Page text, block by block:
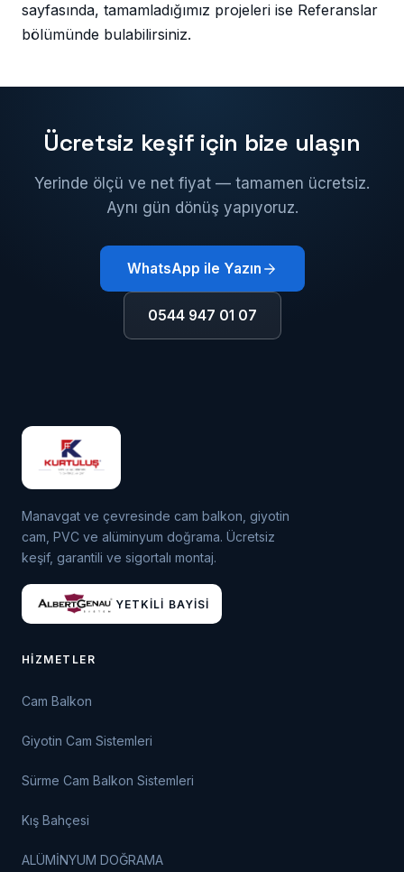
sayfasında, tamamladığımız projeleri ise Referanslar
bölümünde bulabilirsiniz.
Ücretsiz keşif için bize ulaşın
Yerinde ölçü ve net fiyat — tamamen ücretsiz.
Aynı gün dönüş yapıyoruz.
WhatsApp ile Yazın
0544 947 01 07
Manavgat ve çevresinde cam balkon, giyotin
cam, PVC ve alüminyum doğrama. Ücretsiz
keşif, garantili ve sigortalı montaj.
YETKILI BAYISI
HIZMETLER
Cam Balkon
Giyotin Cam Sistemleri
Sürme Cam Balkon Sistemleri
Kış Bahçesi
ALÜMİNYUM DOĞRAMA